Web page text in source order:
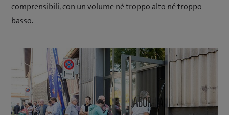
comprensibili, con un volume né troppo alto né troppo
basso.